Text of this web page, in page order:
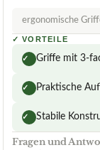
ergonomische
✓ VORTEILE
✓ Griffe mit 3-
✓ Praktische
✓ Stabile
Fragen und